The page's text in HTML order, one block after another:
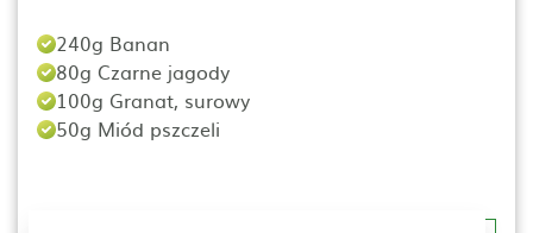
240g Banan
80g Czarne jagody
100g Granat, surowy
50g Miód pszczeli